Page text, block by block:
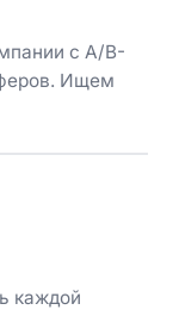
с A/B-
Ищем
каждой